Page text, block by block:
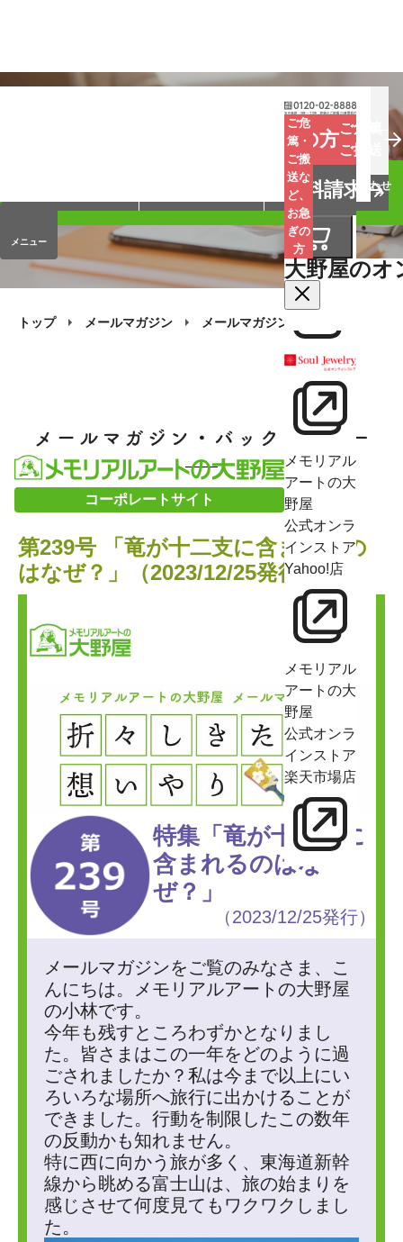
コーポレートサイト
ご危
篤・
ご搬
送な
ど、
お急
ぎの
方
お急ぎの方ご危篤
ご搬送
資料請求
大野屋のオ
メモリアル
アートの大
野屋
公式オンラ
インストア
Yahoo!店
メモリアル
アートの大
野屋
公式オンラ
インストア
楽天市場店
メニュー
会員サービス
お問い合わせ
トップ メールマガジン メールマガジン・バックナンバー
第239号 「竜が十二支に含まれるの
はなぜ？」（2023/12/25発行）
特集「竜が十二支に
含まれるのはな
ぜ？」
（2023/12/25発行）
メールマガジンをご覧のみなさま、こ
んにちは。メモリアルアートの大野屋
の小林です。
今年も残すところわずかとなりまし
た。皆さまはこの一年をどのように過
ごされましたか？私は今まで以上にい
ろいろな場所へ旅行に出かけることが
できました。行動を制限したこの数年
の反動かも知れません。
特に西に向かう旅が多く、東海道新幹
線から眺める富士山は、旅の始まりを
感じさせて何度見てもワクワクしまし
た。